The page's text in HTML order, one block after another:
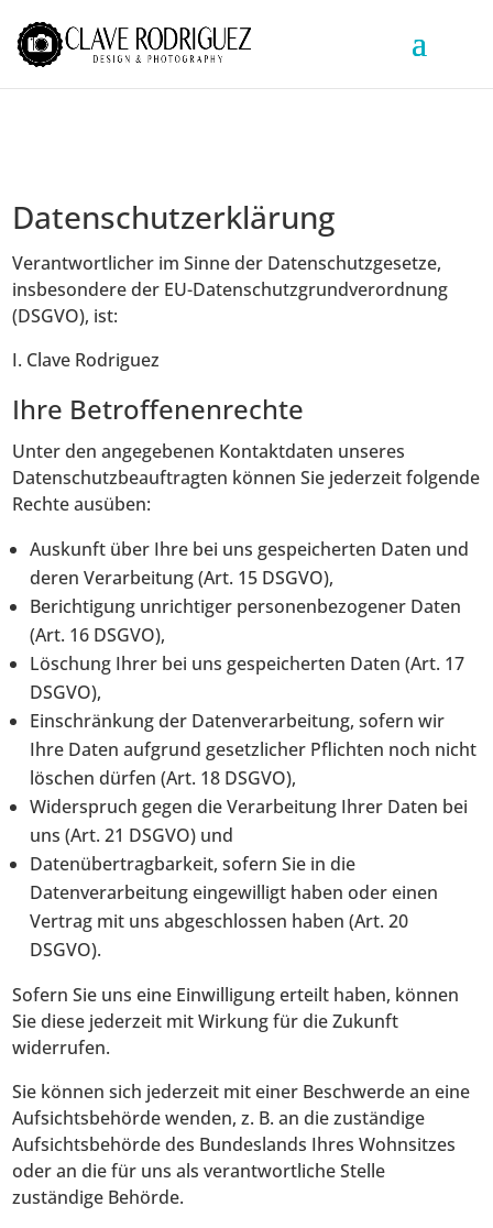
Datenschutzerklärung
Verantwortlicher im Sinne der Datenschutzgesetze,
insbesondere der EU-Datenschutzgrundverordnung
(DSGVO), ist:
I. Clave Rodriguez
Ihre Betroffenenrechte
Unter den angegebenen Kontaktdaten unseres
Datenschutzbeauftragten können Sie jederzeit folgende
Rechte ausüben:
Auskunft über Ihre bei uns gespeicherten Daten und
deren Verarbeitung (Art. 15 DSGVO),
Berichtigung unrichtiger personenbezogener Daten
(Art. 16 DSGVO),
Löschung Ihrer bei uns gespeicherten Daten (Art. 17
DSGVO),
Einschränkung der Datenverarbeitung, sofern wir
Ihre Daten aufgrund gesetzlicher Pflichten noch nicht
löschen dürfen (Art. 18 DSGVO),
Widerspruch gegen die Verarbeitung Ihrer Daten bei
uns (Art. 21 DSGVO) und
Datenübertragbarkeit, sofern Sie in die
Datenverarbeitung eingewilligt haben oder einen
Vertrag mit uns abgeschlossen haben (Art. 20
DSGVO).
Sofern Sie uns eine Einwilligung erteilt haben, können
Sie diese jederzeit mit Wirkung für die Zukunft
widerrufen.
Sie können sich jederzeit mit einer Beschwerde an eine
Aufsichtsbehörde wenden, z. B. an die zuständige
Aufsichtsbehörde des Bundeslands Ihres Wohnsitzes
oder an die für uns als verantwortliche Stelle
zuständige Behörde.